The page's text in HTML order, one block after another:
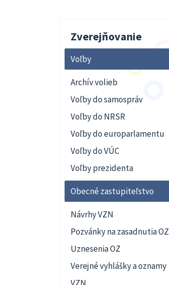
Zverejňovanie
Voľby
Archív volieb
Voľby do samospráv
Voľby do NRSR
Voľby do europarlamentu
Voľby do VÚC
Voľby prezidenta
Obecné zastupiteľstvo
Návrhy VZN
Pozvánky na zasadnutia OZ
Uznesenia OZ
Verejné vyhlášky a oznamy
VZN